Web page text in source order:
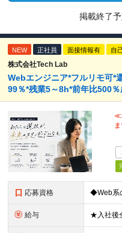
掲載終了予
NEW 正社員 面接情報有 自
株式会社Tech Lab
Webエンジニア*フルリモ可*
99％*残業5～8h*前年比500％
≪
応募資格
給与